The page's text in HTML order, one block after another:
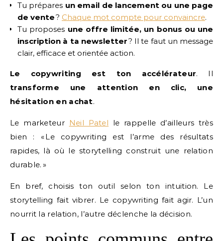
Tu prépares un email de lancement ou une page
de vente? Chaque mot compte pour convaincre.
Tu proposes une offre limitée, un bonus ou une
inscription à ta newsletter? Il te faut un message
clair, efficace et orientée action.
Le copywriting est ton accélérateur. Il
transforme une attention en clic, une
hésitation en achat.
Le marketeur Neil Patel le rappelle d’ailleurs très
bien : « Le copywriting est l’arme des résultats
rapides, là où le storytelling construit une relation
durable. »
En bref, choisis ton outil selon ton intuition. Le
storytelling fait vibrer. Le copywriting fait agir. L’un
nourrit la relation, l’autre déclenche la décision.